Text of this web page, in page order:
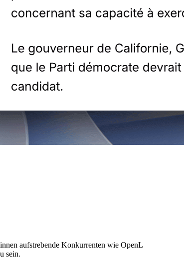
aufstrebende Konkurrenten wie OpenL
sein.